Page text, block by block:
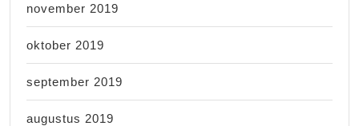
november 2019
oktober 2019
september 2019
augustus 2019